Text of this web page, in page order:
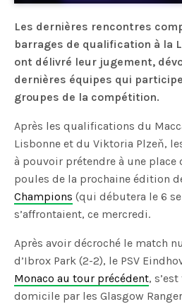
Les dernières rencontres
barrages de qualification à la
ont délivré leur jugement,
dernières équipes qui
groupes de la compétition.
Après les qualifications du
Lisbonne et du Viktoria Plzeň,
à pouvoir prétendre à une place
poules de la prochaine édition
Champions (qui débutera le 6
s’affrontaient, ce mercredi.
Après avoir décroché le match
d’Ibrox Park (2-2), le PSV
Monaco au tour précédent,
domicile par les Glasgow